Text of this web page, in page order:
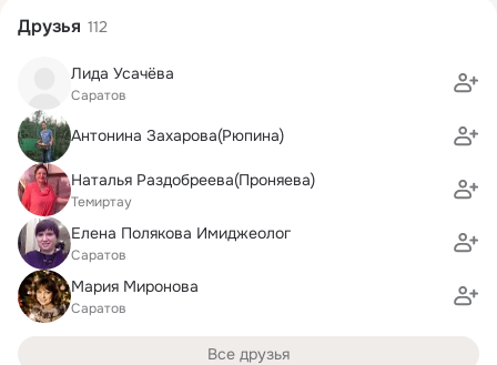
Друзья 112
Лида Усачёва
Саратов
Антонина Захарова(Рюпина)
Наталья Раздобреева(Проняева)
Темиртау
Елена Полякова Имиджеолог
Саратов
Мария Миронова
Саратов
Все друзья